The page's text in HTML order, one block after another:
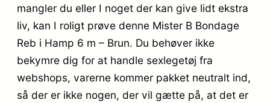
mangler du eller I noget der kan give lidt ekstra
liv, kan I roligt prøve denne Mister B Bondage
Reb i Hamp 6 m – Brun. Du behøver ikke
bekymre dig for at handle sexlegetøj fra
webshops, varerne kommer pakket neutralt ind,
så der er ikke nogen, der vil gætte på, at det er